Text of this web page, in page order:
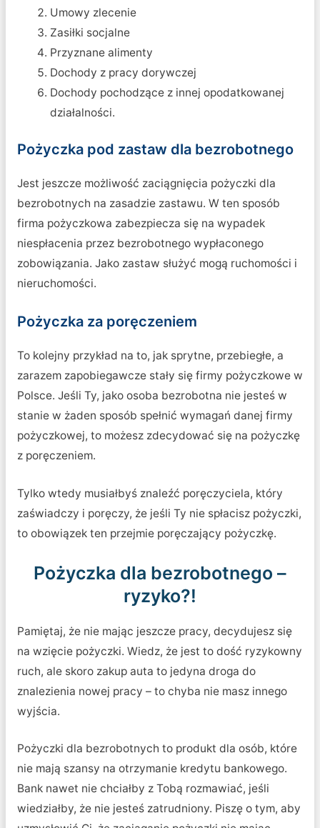
Umowy zlecenie
Zasiłki socjalne
Przyznane alimenty
Dochody z pracy dorywczej
Dochody pochodzące z innej opodatkowanej
działalności.
Pożyczka pod zastaw dla bezrobotnego
Jest jeszcze możliwość zaciągnięcia pożyczki dla
bezrobotnych na zasadzie zastawu. W ten sposób
firma pożyczkowa zabezpiecza się na wypadek
niespłacenia przez bezrobotnego wypłaconego
zobowiązania. Jako zastaw służyć mogą ruchomości i
nieruchomości.
Pożyczka za poręczeniem
To kolejny przykład na to, jak sprytne, przebiegłe, a
zarazem zapobiegawcze stały się firmy pożyczkowe w
Polsce. Jeśli Ty, jako osoba bezrobotna nie jesteś w
stanie w żaden sposób spełnić wymagań danej firmy
pożyczkowej, to możesz zdecydować się na pożyczkę
z poręczeniem.
Tylko wtedy musiałbyś znaleźć poręczyciela, który
zaświadczy i poręczy, że jeśli Ty nie spłacisz pożyczki,
to obowiązek ten przejmie poręczający pożyczkę.
Pożyczka dla bezrobotnego –
ryzyko?!
Pamiętaj, że nie mając jeszcze pracy, decydujesz się
na wzięcie pożyczki. Wiedz, że jest to dość ryzykowny
ruch, ale skoro zakup auta to jedyna droga do
znalezienia nowej pracy – to chyba nie masz innego
wyjścia.
Pożyczki dla bezrobotnych to produkt dla osób, które
nie mają szansy na otrzymanie kredytu bankowego.
Bank nawet nie chciałby z Tobą rozmawiać, jeśli
wiedziałby, że nie jesteś zatrudniony. Piszę o tym, aby